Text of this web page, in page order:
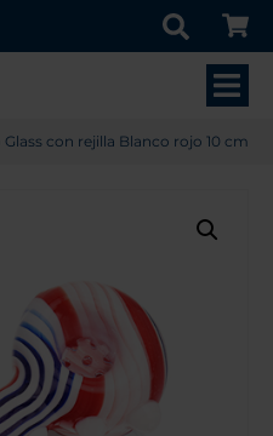
Glass con rejilla Blanco rojo 10 cm